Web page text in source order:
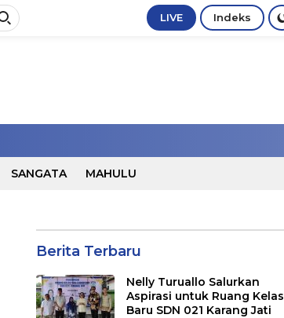
LIVE Indeks
SANGATA MAHULU
Berita Terbaru
Nelly Turuallo Salurkan
Aspirasi untuk Ruang Kelas
Baru SDN 021 Karang Jati